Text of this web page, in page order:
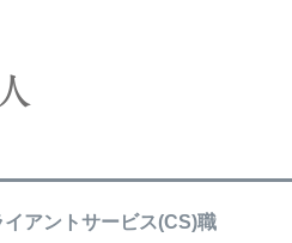
アントサービス(CS)職